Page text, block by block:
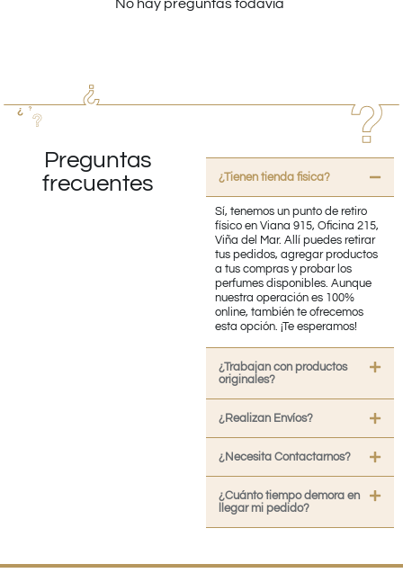
No hay preguntas todavía
Preguntas
frecuentes
¿Tienen tienda fisica?
Sí, tenemos un punto de retiro
físico en Viana 915, Oficina 215,
Viña del Mar. Allí puedes retirar
tus pedidos, agregar productos
a tus compras y probar los
perfumes disponibles. Aunque
nuestra operación es 100%
online, también te ofrecemos
esta opción. ¡Te esperamos!
¿Trabajan con productos
originales?
¿Realizan Envíos?
¿Necesita Contactarnos?
¿Cuánto tiempo demora en
llegar mi pedido?